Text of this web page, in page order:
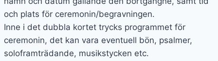
och plats för ceremonin/begravningen.
Inne i det dubbla kortet trycks programmet för
ceremonin, det kan vara eventuell bön, psalmer,
soloframträdande, musikstycken etc.